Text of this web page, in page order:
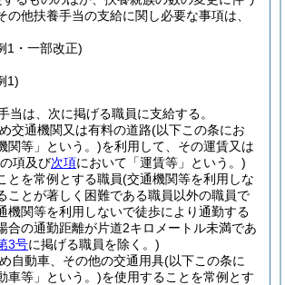
の他扶養手当の支給に関し必要な事項は、
1・一部改正)
1)
当は、次に掲げる職員に支給する。
交通機関又は有料の道路(以下この条にお
関等」という。)を利用して、その運賃又は
項及び次項において「運賃等」という。)
とを常例とする職員(交通機関等を利用しな
ことが著しく困難である職員以外の職員で
機関等を利用しないで徒歩により通勤する
合の通勤距離が片道2キロメートル未満であ
3号に掲げる職員を除く。)
自動車、その他の交通用具(以下この条に
車等」という。)を使用することを常例とす